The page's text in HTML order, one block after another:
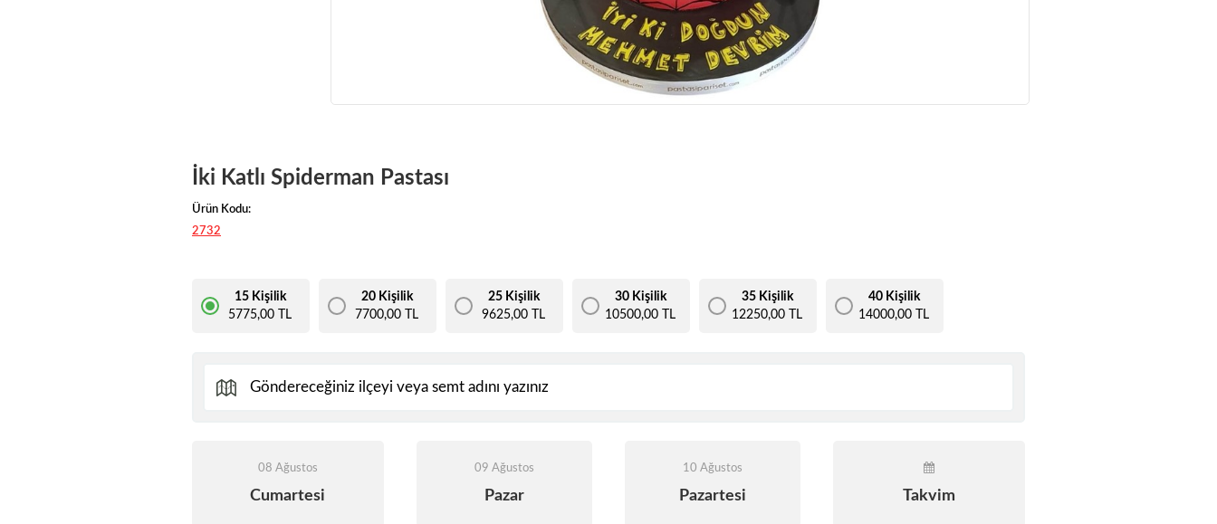
İki Katlı Spiderman Pastası
Ürün Kodu:
2732
15 Kişilik
5775,00 TL
20 Kişilik
7700,00 TL
25 Kişilik
9625,00 TL
30 Kişilik
10500,00 TL
35 Kişilik
12250,00 TL
40 Kişilik
14000,00 TL
08 Ağustos
Cumartesi
09 Ağustos
Pazar
10 Ağustos
Pazartesi Takvim